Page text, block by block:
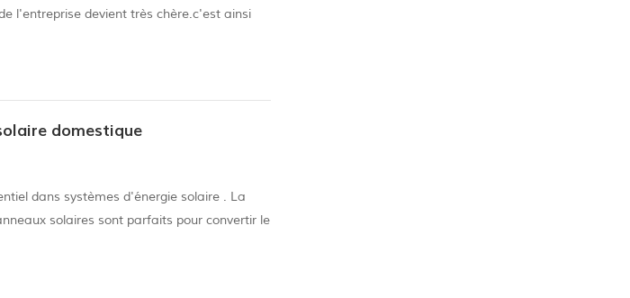
l'entreprise devient très chère.c'est ainsi
domestique
dans systèmes d'énergie solaire . La
solaires sont parfaits pour convertir le